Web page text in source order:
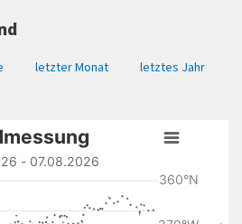
letzter Monat
letztes Jahr
360°N
- 07.08.2026